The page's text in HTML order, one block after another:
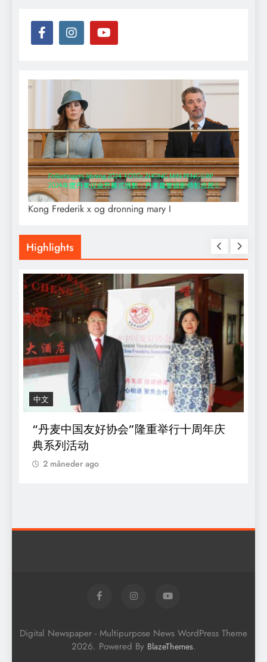
Kong Frederik x og dronning mary I
Highlights
中文
“丹麦中国友好协会”隆重举行十周年庆
典系列活动
2 måneder ago
Digital Newspaper - Multipurpose News WordPress Theme
2026. Powered By BlazeThemes.